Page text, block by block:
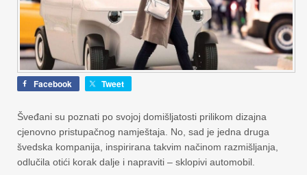
Facebook Tweet
Šveđani su poznati po svojoj domišljatosti prilikom dizajna
cjenovno pristupačnog namještaja. No, sad je jedna druga
švedska kompanija, inspirirana takvim načinom razmišljanja,
odlučila otići korak dalje i napraviti – sklopivi automobil.